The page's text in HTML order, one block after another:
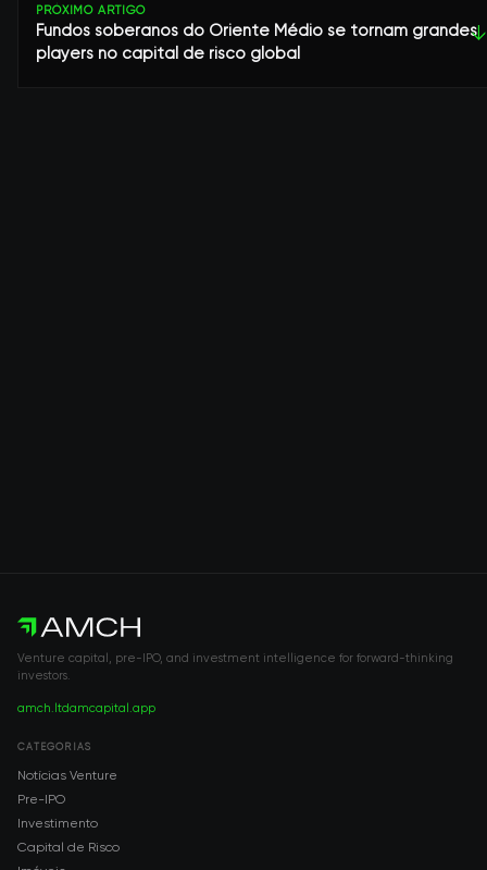
PRÓXIMO ARTIGO
Fundos soberanos do Oriente Médio se tornam grandes
players no capital de risco global
↓
Venture capital, pre-IPO, and investment intelligence for forward-thinking
investors.
amch.ltdamcapital.app
CATEGORIAS
Notícias Venture
Pre-IPO
Investimento
Capital de Risco